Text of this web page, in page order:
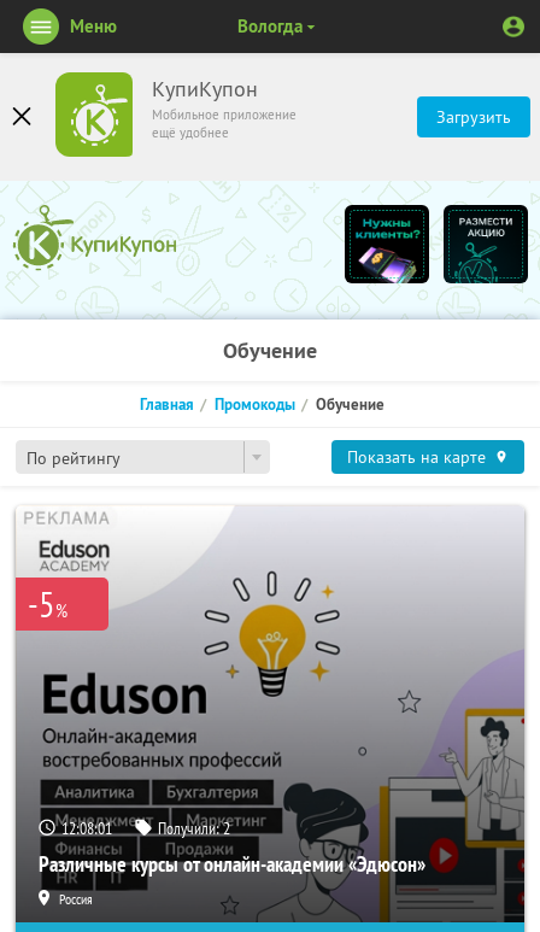
КупиКупон
Мобильное приложение
ещё удобнее
Загрузить
Меню Вологда
Обучение
По рейтингу
Главная Промокоды Обучение
Показать на карте
-5%
12:08:00 Получили:2
Различные курсы от онлайн-академии «Эдюсон»
Россия